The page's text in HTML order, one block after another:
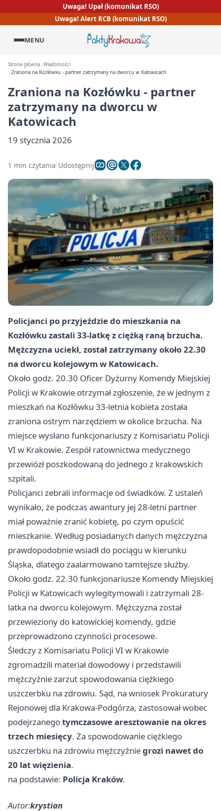
Uwaga! Upał (komunikat RSO)
Uwaga! Alert RCB (komunikat RSO)
MENU
Strona główna Wiadomości
Zraniona na Kozłówku - partner zatrzymany na dworcu w Katowicach
Zraniona na Kozłówku - partner
zatrzymany na dworcu w
Katowicach
19 stycznia 2026
1 min czytania Udostępnij
Policjanci po przyjeździe do mieszkania na
Kozłówku zastali 33-latkę z ciężką raną brzucha.
Mężczyzna uciekł, został zatrzymany około 22.30
na dworcu kolejowym w Katowicach.
Około godz. 20.30 Oficer Dyżurny Komendy Miejskiej
Policji w Krakowie otrzymał zgłoszenie, że w jednym z
mieszkań na Kozłówku 33-letnia kobieta została
zraniona ostrym narzędziem w okolice brzucha. Na
miejsce wysłano funkcjonariuszy z Komisariatu Policji
VI w Krakowie. Zespół ratownictwa medycznego
przewiózł poszkodowaną do jednego z krakowskich
szpitali.
Policjanci zebrali informacje od świadków. Z ustaleń
wynikało, że podczas awantury jej 28-letni partner
miał poważnie zranić kobietę, po czym opuścić
mieszkanie. Według posiadanych danych mężczyzna
prawdopodobnie wsiadł do pociągu w kierunku
Śląska, dlatego zaalarmowano tamtejsze służby.
Około godz. 22.30 funkcjonariusze Komendy Miejskiej
Policji w Katowicach wylegitymowali i zatrzymali 28-
latka na dworcu kolejowym. Mężczyzna został
przewieziony do katowickiej komendy, gdzie
przeprowadzono czynności procesowe.
Śledczy z Komisariatu Policji VI w Krakowie
zgromadzili materiał dowodowy i przedstawili
mężczyźnie zarzut spowodowania ciężkiego
uszczerbku na zdrowiu. Sąd, na wniosek Prokuratury
Rejonowej dla Krakowa-Podgórza, zastosował wobec
podejrzanegotymczasowe aresztowanie na okres
trzech miesięcy. Za spowodowanie ciężkiego
uszczerbku na zdrowiu mężczyźniegrozi nawet do
20 lat więzienia.
na podstawie: Policja Kraków.
Autor:krystian